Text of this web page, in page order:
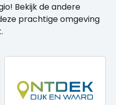
Bekijk de andere
prachtige omgeving